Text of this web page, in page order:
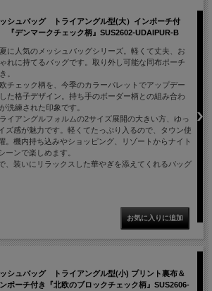
ッシュバッグ トライアングル型(大）インポーチ付
『デンマークチェック柄』SUS2602-UDAIPUR-B
に人気のメッシュバッグシリーズ。軽くて丈夫、お
ゃれに持てるバッグです。取り外し可能な同布ポーチ
。
チェック柄を、今季のカラーパレットでアップデー
した格子デザイン。持ち手のボーダー柄との組み合わ
洗練された印象です。
ライアングルフォルムの2サイズ展開の大きい方、ゆっ
ズ感が魅力です。軽くてたっぷり入るので、タウン使
。機内持ち込みやショッピング、リゾートからナイト
ーンで楽しめます。
、装いにリラックスした華やぎを添えてくれるバッグ
ッシュバッグ トライアングル型(小) プリント裏布＆
ポーチ付き『北欧のブロックチェック柄』SUS2606-